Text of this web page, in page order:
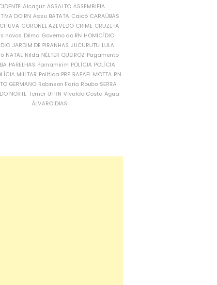
Alcaçuz ASSALTO ASSEMBLEIA
DO RN Assu BATATA Caicó CARAÚBAS
CORONEL AZEVEDO CRIME CRUZETA
novos Dilma Governo do RN HOMICÍDIO
JARDIM DE PIRANHAS JUCURUTU LULA
NATAL Nilda NÉLTER QUEIROZ Pagamento
PARELHAS Parnamirim POLÍCIA POLÍCIA
MILITAR Política PRF RAFAEL MOTTA RN
GERMANO Robinson Faria Roubo SERRA
NORTE Temer UFRN Vivaldo Costa Água
ÁLVARO DIAS